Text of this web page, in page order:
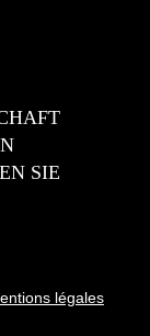
SIE
légales